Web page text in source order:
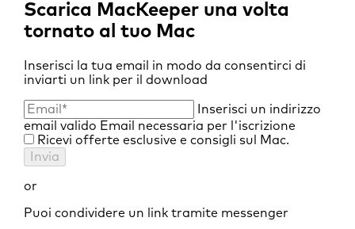
Scarica MacKeeper una volta
tornato al tuo Mac
Inserisci la tua email in modo da consentirci di
inviarti un link per il download
Inserisci un indirizzo
email valido Email necessaria per l'iscrizione
Ricevi offerte esclusive e consigli sul Mac.
Invia
or
Puoi condividere un link tramite messenger